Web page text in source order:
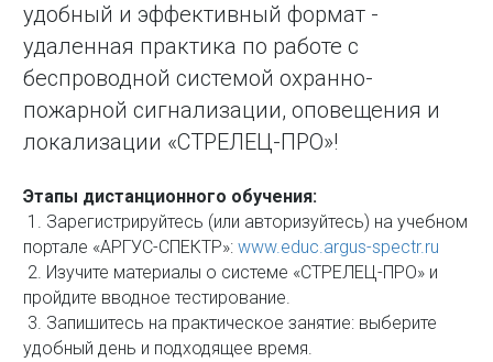
удобный и эффективный формат -
удаленная практика по работе с
беспроводной системой охранно-
пожарной сигнализации, оповещения и
локализации «СТРЕЛЕЦ-ПРО»!
Этапы дистанционного обучения:
1. Зарегистрируйтесь (или авторизуйтесь) на учебном
портале «АРГУС-СПЕКТР»: www.educ.argus-spectr.ru
2. Изучите материалы о системе «СТРЕЛЕЦ-ПРО» и
пройдите вводное тестирование.
3. Запишитесь на практическое занятие: выберите
удобный день и подходящее время.